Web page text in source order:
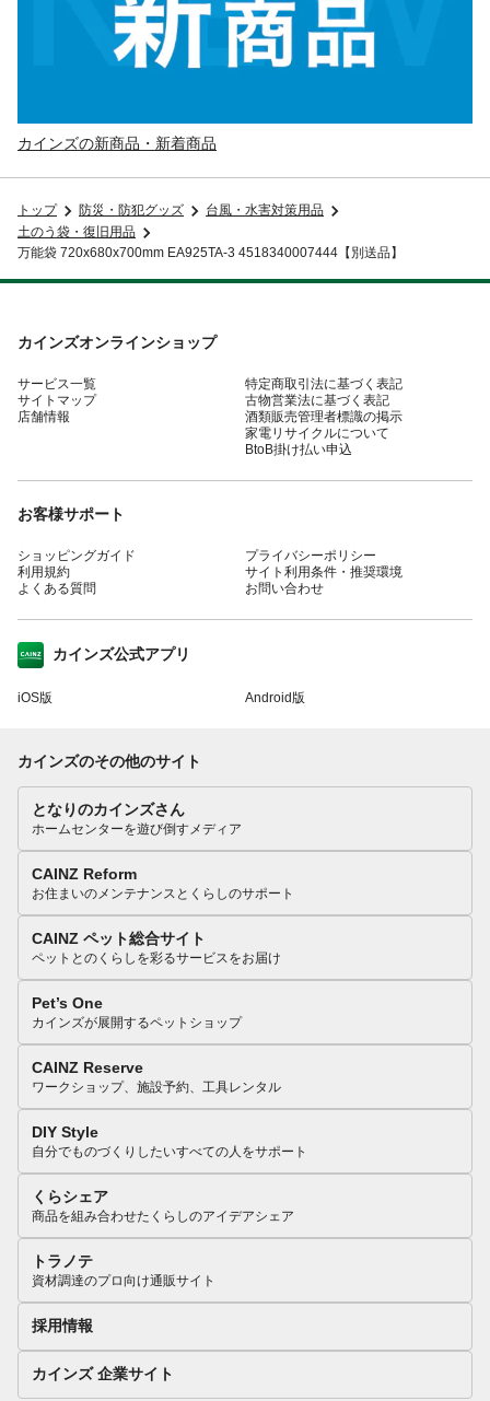
カインズの新商品・新着商品
トップ 防災・防犯グッズ
台風・水害対策用品
土のう袋・復旧用品
万能袋 720x680x700mm EA925TA-3 4518340007444【別送品】
カインズオンラインショップ
サービス一覧
サイトマップ
店舗情報
特定商取引法に基づく表記
古物営業法に基づく表記
酒類販売管理者標識の掲示
家電リサイクルについて
BtoB掛け払い申込
お客様サポート
ショッピングガイド
利用規約
よくある質問
プライバシーポリシー
サイト利用条件・推奨環境
お問い合わせ
カインズ公式アプリ
iOS版 Android版
カインズのその他のサイト
となりのカインズさん
ホームセンターを遊び倒すメディア
CAINZ Reform
お住まいのメンテナンスとくらしのサポート
CAINZ ペット総合サイト
ペットとのくらしを彩るサービスをお届け
Pet’s One
カインズが展開するペットショップ
CAINZ Reserve
ワークショップ、施設予約、工具レンタル
DIY Style
自分でものづくりしたいすべての人をサポート
くらシェア
商品を組み合わせたくらしのアイデアシェア
トラノテ
資材調達のプロ向け通販サイト
採用情報
カインズ 企業サイト